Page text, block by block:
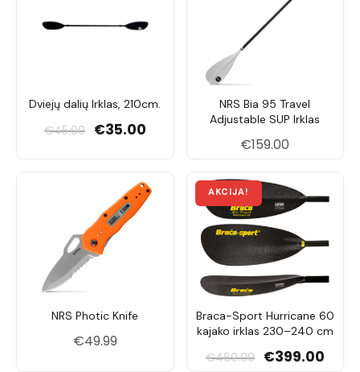
Dviejų dalių Irklas, 210cm.
€45.00 Original price was: €45.00.
€35.00Current price is: €35.00.
NRS Bia 95 Travel
Adjustable SUP Irklas
€159.00
NRS Photic Knife
€49.99
Braca-Sport Hurricane 60
kajako irklas 230–240 cm
€469.00 Original price
€399.00